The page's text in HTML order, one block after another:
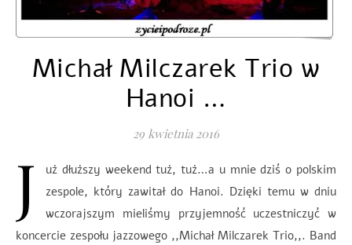
Michał Milczarek Trio w
Hanoi …
29 kwietnia 2016
J
uż dłuższy weekend tuż, tuż…a u mnie dziś o polskim
zespole, który zawitał do Hanoi. Dzięki temu w dniu
wczorajszym mieliśmy przyjemność uczestniczyć w
koncercie zespołu jazzowego ,,Michał Milczarek Trio,,. Band